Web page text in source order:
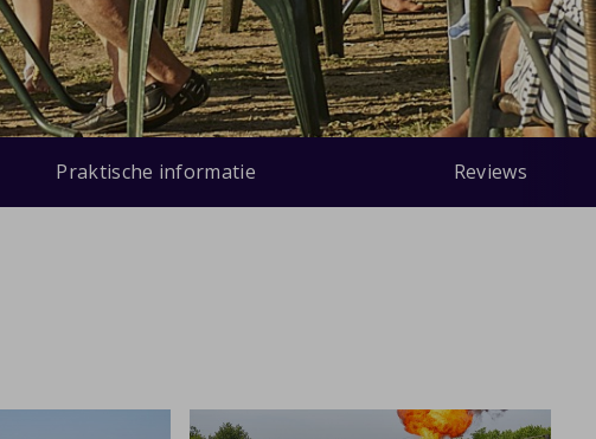
Praktische informatie Reviews